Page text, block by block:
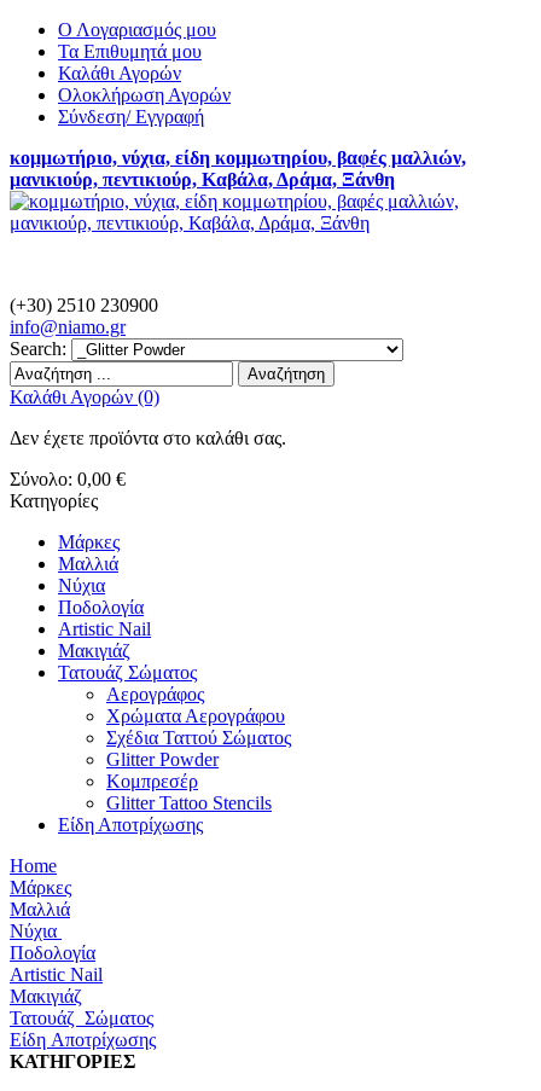
Ο Λογαριασμός μου
Τα Επιθυμητά μου
Καλάθι Αγορών
Ολοκλήρωση Αγορών
Σύνδεση/ Εγγραφή
κομμωτήριο, νύχια, είδη κομμωτηρίου, βαφές μαλλιών,
μανικιούρ, πεντικιούρ, Καβάλα, Δράμα, Ξάνθη
(+30) 2510 230900
info@niamo.gr
Search:
Αναζήτηση
Καλάθι Αγορών (0)
Δεν έχετε προϊόντα στο καλάθι σας.
Σύνολο: 0,00 €
Κατηγορίες
Μάρκες
Μαλλιά
Νύχια
Ποδολογία
Artistic Nail
Μακιγιάζ
Τατουάζ Σώματος
Αερογράφος
Χρώματα Αερογράφου
Σχέδια Ταττού Σώματος
Glitter Powder
Κομπρεσέρ
Glitter Tattoo Stencils
Είδη Αποτρίχωσης
Home
Μάρκες
Μαλλιά
Νύχια
Ποδολογία
Artistic Nail
Μακιγιάζ
Τατουάζ Σώματος
Είδη Αποτρίχωσης
ΚΑΤΗΓΟΡΙΕΣ